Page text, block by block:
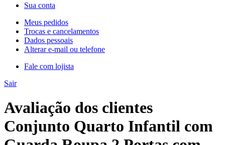
Sua conta
Meus pedidos
Trocas e cancelamentos
Dados pessoais
Alterar e-mail ou telefone
Fale com lojista
Sair
Avaliação dos clientes
Conjunto Quarto Infantil com